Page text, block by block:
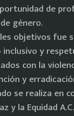
de
género.
objetivos fue
y
con la
y
se realiza en
y la Equidad